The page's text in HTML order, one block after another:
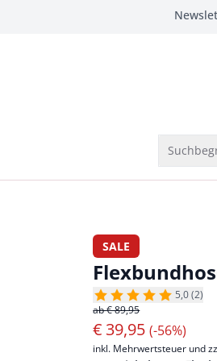
SALE
5,0 (2)
ab € 89,95
€ 39,95(-56%)
inkl. Mehrwertsteuer und